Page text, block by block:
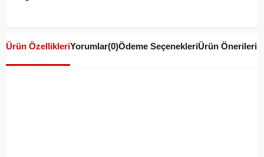
Ürün ÖzellikleriYorumlar(0)Ödeme SeçenekleriÜrün Önerileri